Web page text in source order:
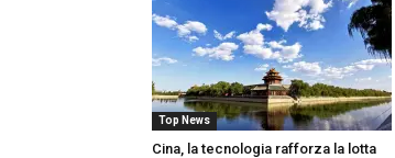
Top News
Cina, la tecnologia rafforza la lotta